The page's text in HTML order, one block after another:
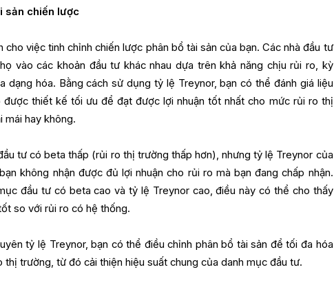
sản chiến lược
việc tinh chỉnh chiến lược phân bổ tài sản của bạn. Các nhà đầu tư
vào các khoản đầu tư khác nhau dựa trên khả năng chịu rủi ro, kỳ
dạng hóa. Bằng cách sử dụng tỷ lệ Treynor, bạn có thể đánh giá liệu
được thiết kế tối ưu để đạt được lợi nhuận tốt nhất cho mức rủi ro thị
mái hay không.
tư có beta thấp (rủi ro thị trường thấp hơn), nhưng tỷ lệ Treynor của
không nhận được đủ lợi nhuận cho rủi ro mà bạn đang chấp nhận.
đầu tư có beta cao và tỷ lệ Treynor cao, điều này có thể cho thấy
so với rủi ro có hệ thống.
tỷ lệ Treynor, bạn có thể điều chỉnh phân bổ tài sản để tối đa hóa
thị trường, từ đó cải thiện hiệu suất chung của danh mục đầu tư.